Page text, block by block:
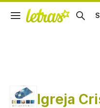
Igreja